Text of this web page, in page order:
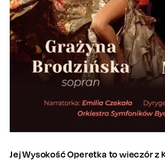
Jej Wysokość Operetka to wieczór z